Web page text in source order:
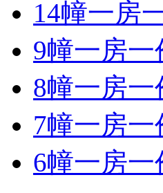
14幢一房
9幢一房一
8幢一房一
7幢一房一
6幢一房一